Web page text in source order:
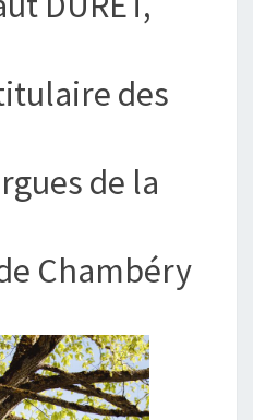
des
de la
Chambéry